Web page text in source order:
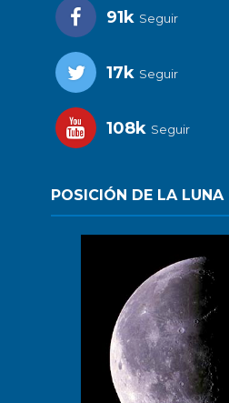
91k Seguir
17k Seguir
108k Seguir
POSICIÓN DE LA LUNA